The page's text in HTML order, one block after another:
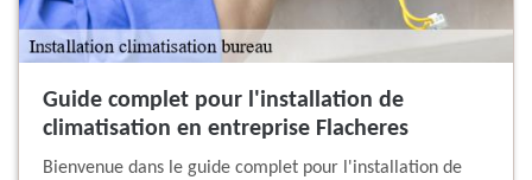
Guide complet pour l'installation de
climatisation en entreprise Flacheres
Bienvenue dans le guide complet pour l'installation de